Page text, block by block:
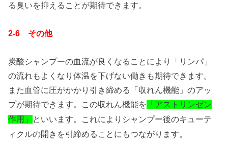
る臭いを抑えることが期待できます。
2-6 その他
炭酸シャンプーの血流が良くなることにより「リンパ」
の流れもよくなり体温を下げない働きも期待できます。
また血管に圧がかかり引き締める「収れん機能」のアッ
プが期待できます。この収れん機能を 「アストリンゼン
作用」 といいます。これによりシャンプー後のキューテ
ィクルの開きを引締めることにもつながります。